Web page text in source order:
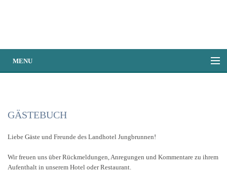
MENU
HOTEL
RESTAURANT
ZIMMER UND PREISE
GÄSTEBUCH
Liebe Gäste und Freunde des Landhotel Jungbrunnen!
Wir freuen uns über Rückmeldungen, Anregungen und Kommentare zu ihrem
Aufenthalt in unserem Hotel oder Restaurant.